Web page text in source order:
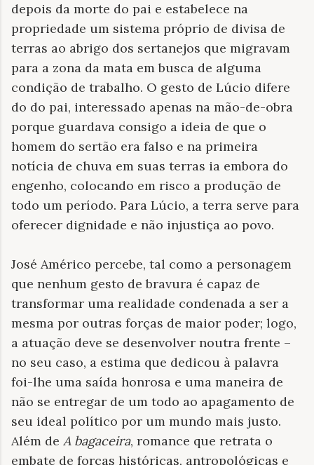
depois da morte do pai e estabelece na
propriedade um sistema próprio de divisa de
terras ao abrigo dos sertanejos que migravam
para a zona da mata em busca de alguma
condição de trabalho. O gesto de Lúcio difere
do do pai, interessado apenas na mão-de-obra
porque guardava consigo a ideia de que o
homem do sertão era falso e na primeira
notícia de chuva em suas terras ia embora do
engenho, colocando em risco a produção de
todo um período. Para Lúcio, a terra serve para
oferecer dignidade e não injustiça ao povo.
José Américo percebe, tal como a personagem
que nenhum gesto de bravura é capaz de
transformar uma realidade condenada a ser a
mesma por outras forças de maior poder; logo,
a atuação deve se desenvolver noutra frente –
no seu caso, a estima que dedicou à palavra
foi-lhe uma saída honrosa e uma maneira de
não se entregar de um todo ao apagamento de
seu ideal político por um mundo mais justo.
Além de A bagaceira, romance que retrata o
embate de forças históricas, antropológicas e